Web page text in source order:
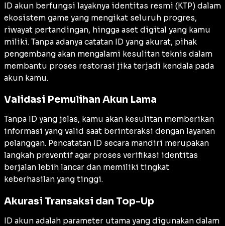
ID akun berfungsi layaknya identitas resmi (KTP) dalam
ekosistem game yang mengikat seluruh progres,
riwayat pertandingan, hingga aset digital yang kamu
miliki. Tanpa adanya catatan ID yang akurat, pihak
pengembang akan mengalami kesulitan teknis dalam
membantu proses restorasi jika terjadi kendala pada
akun kamu.
Validasi Pemulihan Akun Lama
Tanpa ID yang jelas, kamu akan kesulitan memberikan
informasi yang valid saat berinteraksi dengan layanan
pelanggan. Pencatatan ID secara mandiri merupakan
langkah preventif agar proses verifikasi identitas
berjalan lebih lancar dan memiliki tingkat
keberhasilan yang tinggi.
Akurasi Transaksi dan Top-Up
ID akun adalah parameter utama yang digunakan dalam